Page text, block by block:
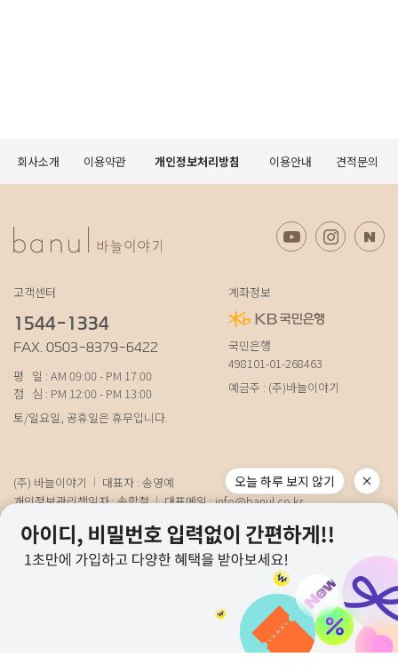
회사소개 이용약관 개인정보처리방침 이용안내 견적문의
고객센터
1544-1334
FAX. 0503-8379-6422
평 일 : AM 09:00 - PM 17:00
점 심 : PM 12:00 - PM 13:00
토/일요일, 공휴일은 휴무입니다.
계좌정보
국민은행
498101-01-268463
예금주 : (주)바늘이야기
(주) 바늘이야기
대표자 : 송영예
개인정보관리책임자 : 송학철
대표메일 :info@banul.co.kr
대문구 연희로11가길 15 (물류) 경기도 파주시 성동로 19-17
사업자번호 : 674-88-00100[사업자정보확인]
COPYRIGHT 2021 BANUL. ALL RIGHT RESEVED.